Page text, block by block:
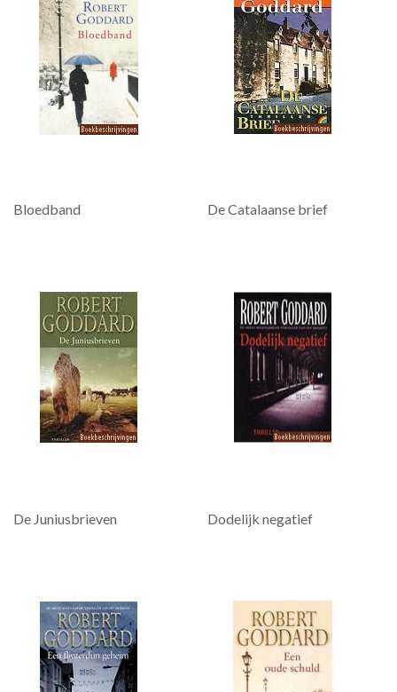
Bloedband De Catalaanse brief
De Juniusbrieven Dodelijk negatief